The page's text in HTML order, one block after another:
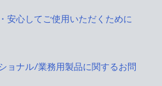
安心してご使用いただくために
ョナル/業務用製品に関するお問